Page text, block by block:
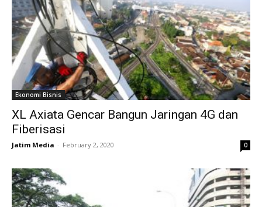
Ekonomi Bisnis
XL Axiata Gencar Bangun Jaringan 4G dan
Fiberisasi
Jatim Media - February 2, 2020 0